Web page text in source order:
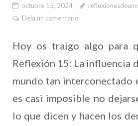
octubre 15, 2024
Deja un comentario
Hoy os traigo algo para
Reflexión 15: La influencia
mundo tan interconectado
es casi imposible no
lo que dicen y hacen los